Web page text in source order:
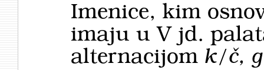
Imenice, kim
imaju u V jd.
alternacijom k/č,